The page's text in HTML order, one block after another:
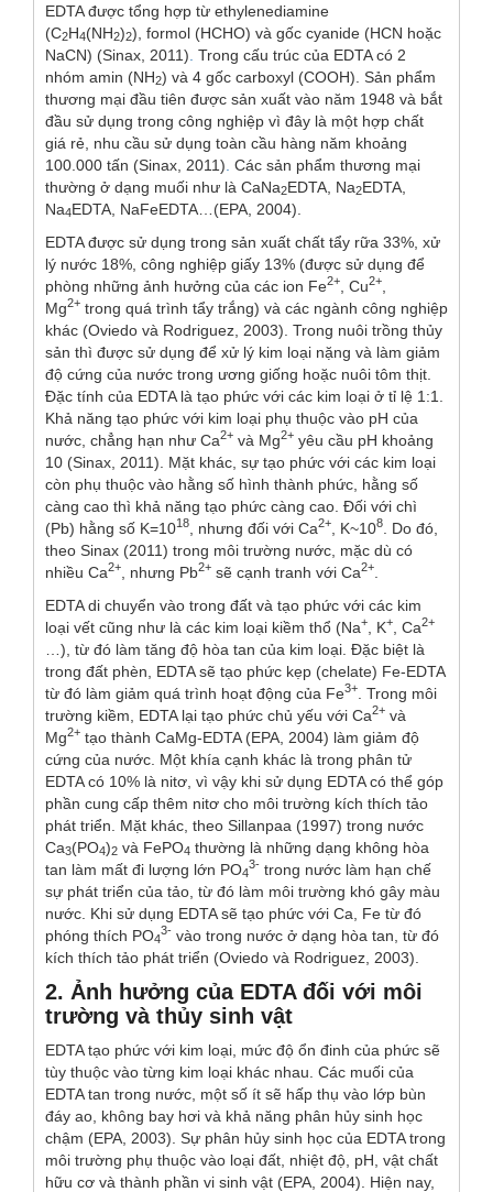
EDTA được tổng hợp từ ethylenediamine
(C2H4(NH2)2), formol (HCHO) và gốc cyanide (HCN hoặc
NaCN) (Sinax, 2011) Trong cấu trúc của EDTA có 2
nhóm amin (NH2) và 4 gốc carboxyl (COOH). Sản phẩm
thương mại đầu tiên được sản xuất vào năm 1948 và bắt
đầu sử dụng trong công nghiệp vì đây là một hợp chất
giá rẻ, nhu cầu sử dụng toàn cầu hàng năm khoảng
100.000 tấn (Sinax, 2011) Các sản phẩm thương mại
thường ở dạng muối như là CaNa2EDTA, Na2EDTA,
Na4EDTA, NaFeEDTA…(EPA, 2004).
EDTA được sử dụng trong sản xuất chất tẩy rữa 33%, xử
lý nước 18%, công nghiệp giấy 13% (được sử dụng để
phòng những ảnh hưởng của các ion Fe2+ , Cu2+
Mg2+ trong quá trình tẩy trắng) và các ngành công nghiệp
khác (Oviedo và Rodriguez, 2003). Trong nuôi trồng thủy
sản thì được sử dụng để xử lý kim loại nặng và làm giảm
độ cứng của nước trong ương giống hoặc nuôi tôm thịt.
Đặc tính của EDTA là tạo phức với các kim loại ở tỉ lệ 1:1.
Khả năng tạo phức với kim loại phụ thuộc vào pH của
nước, chẳng hạn như Ca2+ và Mg2+ yêu cầu pH khoảng
10 (Sinax, 2011). Mặt khác, sự tạo phức với các kim loại
còn phụ thuộc vào hằng số hình thành phức, hằng số
càng cao thì khả năng tạo phức càng cao. Đối với chì
(Pb) hằng số K=1018 , nhưng đối với Ca2+ , K~108
. Do đó,
theo Sinax (2011) trong môi trường nước, mặc dù có
nhiều Ca2+ , nhưng Pb2+ sẽ cạnh tranh với Ca2+
EDTA di chuyển vào trong đất và tạo phức với các kim
loại vết cũng như là các kim loại kiềm thổ (Na+ , K+ , Ca2+
…), từ đó làm tăng độ hòa tan của kim loại. Đặc biệt là
trong đất phèn, EDTA sẽ tạo phức kẹp (chelate) Fe-EDTA
từ đó làm giảm quá trình hoạt động của Fe3+
. Trong môi
trường kiềm, EDTA lại tạo phức chủ yếu với Ca2+ và
Mg2+ tạo thành CaMg-EDTA (EPA, 2004) làm giảm độ
cứng của nước. Một khía cạnh khác là trong phân tử
EDTA có 10% là nitơ, vì vậy khi sử dụng EDTA có thể góp
phần cung cấp thêm nitơ cho môi trường kích thích tảo
phát triển. Mặt khác, theo Sillanpaa (1997) trong nước
Ca3(PO4)2 và FePO4 thường là những dạng không hòa
tan làm mất đi lượng lớn PO4
3- trong nước làm hạn chế
sự phát triển của tảo, từ đó làm môi trường khó gây màu
nước. Khi sử dụng EDTA sẽ tạo phức với Ca, Fe từ đó
phóng thích PO4
3- vào trong nước ở dạng hòa tan, từ đó
kích thích tảo phát triển (Oviedo và Rodriguez, 2003).
2. Ảnh hưởng của EDTA đối với môi
trường và thủy sinh vật
EDTA tạo phức với kim loại, mức độ ổn đinh của phức sẽ
tùy thuộc vào từng kim loại khác nhau. Các muối của
EDTA tan trong nước, một số ít sẽ hấp thụ vào lớp bùn
đáy ao, không bay hơi và khả năng phân hủy sinh học
chậm (EPA, 2003). Sự phân hủy sinh học của EDTA trong
môi trường phụ thuộc vào loại đất, nhiệt độ, pH, vật chất
hữu cơ và thành phần vi sinh vật (EPA, 2004). Hiện nay,